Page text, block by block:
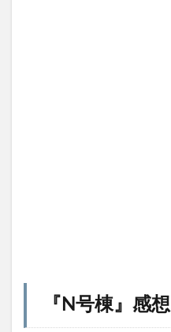
『N号棟』感想